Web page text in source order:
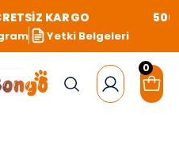
KARGO 500
Yetki Belgeleri
0